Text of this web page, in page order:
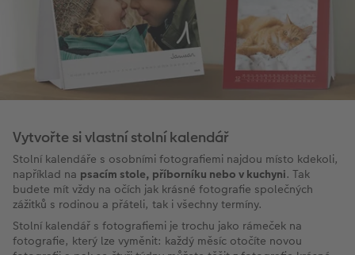
Vytvořte si vlastní stolní kalendář
Stolní kalendáře s osobními fotografiemi najdou místo kdekoli,
například na psacím stole, příborníku nebo v kuchyni. Tak
budete mít vždy na očích jak krásné fotografie společných
zážitků s rodinou a přáteli, tak i všechny termíny.
Stolní kalendář s fotografiemi je trochu jako rámeček na
fotografie, který lze vyměnit: každý měsíc otočíte novou